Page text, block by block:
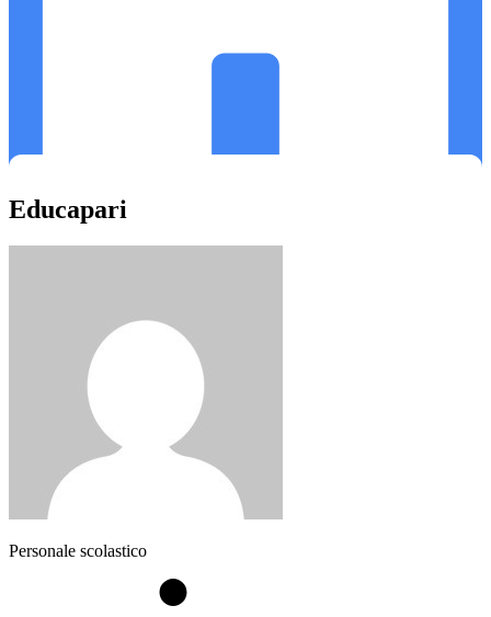
Educapari
Personale scolastico